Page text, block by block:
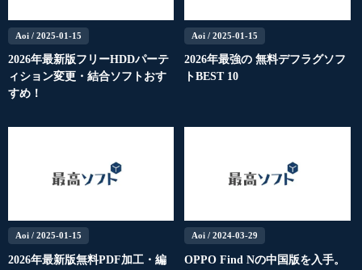
Aoi / 2025-01-15
2026年最新版フリーHDDパーテ
ィション変更・結合ソフトおす
すめ！
Aoi/ 2025-01-15
2026年最強の 無料デフラグソフ
トBEST 10
Aoi / 2025-01-15
2026年最新版無料PDF加工・編
Aoi/ 2024-03-29
OPPO Find Nの中国版を入手。